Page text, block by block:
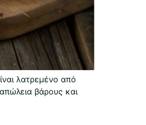
λατρεμένο από
βάρους και